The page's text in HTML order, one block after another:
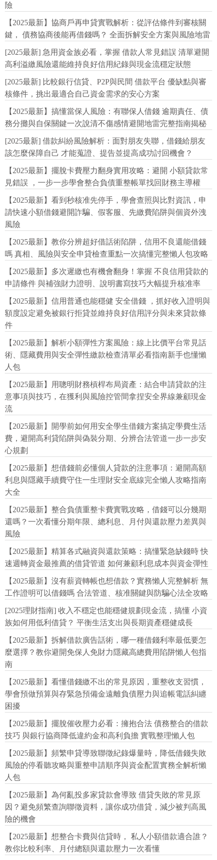
險
【2025最新】協商戶再申貸實戰解析：從評估條件到審核關
鍵， 債務協商後能再借錢嗎？ 全面拆解安全方案與風險地雷
[2025最新] 急用資金族必看，掌握 借款人常見錯誤 清單避開
高利溢繳風險還能維持良好信用紀錄與現金流穩定狀態
[2025最新] 比較銀行信貸、P2P與民間 借款平台 優缺點與審
核條件，挑出最適合自己資金需求的安心方案
【2025最新】搞懂當保人風險：有聯保人借錢 逾期責任、債
務分攤與自保關鍵一次說清不傷感情避開地雷完整指南揭秘
[2025最新] 借款糾紛風險解析：面對朋友失聯，借錢給朋友
該怎麼保障自己 才能蒐證、提告並提高成功討回機會？
【2025最新】擺脫卡費壓力翻身實用攻略：避開 小額貸款常
見錯誤 ，一步一步學會整合負債重整帳單找回財務主導權
【2025最新】看到秒核准先停手，學會查照與比對資訊，申
請快速小額借錢避開詐騙、假客服、先繳費陷阱與個資外洩
風險
【2025最新】教你分辨超好借話術陷阱，信用不良還能借錢
嗎 真相、風險與安全申貸檢查重點一次搞懂完整懶人包攻略
【2025最新】多次遲繳也有機會翻身！掌握 不良信用貸款的
申請條件 與補強財力證明、說明書寫技巧大幅提升核准率
【2025最新】信用普通也能穩健 安全借錢 ，抓好收入證明與
額度設定避免被銀行拒貸並維持良好信用評分與未來貸款條
件
【2025最新】解析小額彈性方案風險：線上比價平台常見話
術、隱藏費用與安全彈性繳款檢查清單必看指南新手也懂懶
人包
【2025最新】用聰明財務槓桿布局資產：結合申請貸款的注
意事項與技巧，在獲利與風險控管間拿捏安全界線兼顧現金
流
【2025最新】開學前如何用安全學生借錢方案搞定學費生活
費，避開高利貸陷阱與偽裝分期、分辨合法管道一步一步安
心規劃
【2025最新】想借錢前必懂個人貸款的注意事項：避開高額
利息與隱藏手續費守住一生理財安全底線完全懶人攻略指南
大全
【2025最新】整合負債重整卡費實戰攻略，借錢可以分幾期
還嗎？一次看懂分期年限、總利息、月付與還款壓力差異與
風險
【2025最新】精算各式融資與還款策略：搞懂緊急缺錢時 快
速週轉資金最推薦的借貸管道 如何兼顧利息成本與資金彈性
【2025最新】沒有薪資轉帳也想借款？實務懶人完整解析 無
工作證明可以借錢嗎 合法管道、核准關鍵與防騙心法全攻略
[2025理財指南] 收入不穩定也能穩健規劃現金流，搞懂 小資
族如何用低利借貸？ 平衡生活支出與長期資產穩健成長
【2025最新】拆解借款廣告話術，哪一種借錢利率最低要怎
麼選擇？教你避開免保人免財力隱藏高總費用陷阱懶人包指
南
【2025最新】看懂借錢繳不出的常見原因，重整收支習慣，
學會預做預算與存緊急預備金遠離負債壓力與追帳電話糾纏
困擾
【2025最新】擺脫催收壓力必看：擁抱合法 債務整合的借款
技巧 與銀行協商降低違約金和高利負擔 實戰整理懶人包
【2025最新】頻繁申貸導致聯徵紀錄爆量時，降低借錢失敗
風險的停看聽攻略與重整申請順序與資金配置實務全解析懶
人包
【2025最新】為何亂投多家貸款會導致 借貸失敗的常見原
因？避免頻繁查詢聯徵資料，讓你成功借貸，減少被判高風
險的機會
【2025最新】想整合卡費與信貸時， 私人小額借款適合誰？
教你比較利率、月付總額與還款壓力一次看懂